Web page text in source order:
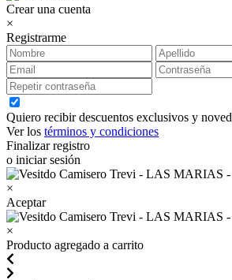
Crear una cuenta
×
Registrarme
Quiero recibir descuentos exclusivos y
Ver los términos y condiciones
Finalizar registro
o iniciar sesión
×
Aceptar
×
Producto agregado a carrito